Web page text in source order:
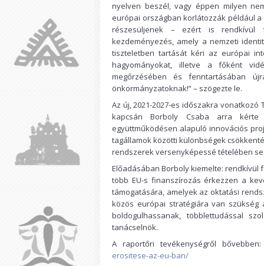
nyelven beszél, vagy éppen milyen
európai országban korlátozzák például
részesüljenek – ezért is rendkívül
kezdeményezés, amely a nemzeti
tiszteletben tartását kéri az európai
hagyományokat, illetve a főként
megőrzésében és fenntartásában
önkormányzatoknak!” – szögezte le.
Az új, 2021-2027-es időszakra
kapcsán Borboly Csaba arra
együttműködésen alapuló innovációs
tagállamok közötti különbségek
rendszerek versenyképessé tételében
Előadásában Borboly kiemelte: rendkívül
több EU-s finanszírozás érkezzen a
támogatására, amelyek az oktatási
közös európai stratégiára van
boldogulhassanak, többlettudással
tanácselnök.
A raportőri tevékenységről
erositese-az-eu-ban/